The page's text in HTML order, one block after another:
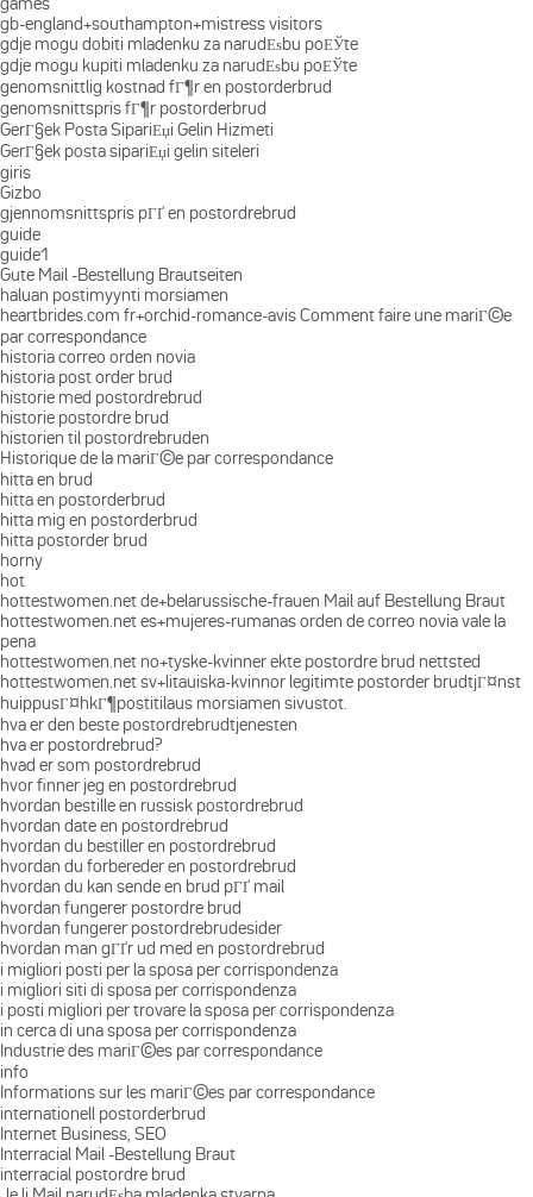
gb-england+southampton+mistress visitors
gdje mogu dobiti mladenku za narudЕѕbu poЕЎte
gdje mogu kupiti mladenku za narudЕѕbu poЕЎte
genomsnittlig kostnad fГ¶r en postorderbrud
genomsnittspris fГ¶r postorderbrud
GerГ§ek Posta SipariЕџi Gelin Hizmeti
GerГ§ek posta sipariЕџi gelin siteleri
giris
Gizbo
gjennomsnittspris pГҐ en postordrebrud
guide
guide1
Gute Mail -Bestellung Brautseiten
haluan postimyynti morsiamen
heartbrides.com fr+orchid-romance-avis Comment faire une mariГ©e
par correspondance
historia correo orden novia
historia post order brud
historie med postordrebrud
historie postordre brud
historien til postordrebruden
Historique de la mariГ©e par correspondance
hitta en brud
hitta en postorderbrud
hitta mig en postorderbrud
hitta postorder brud
horny
hot
hottestwomen.net de+belarussische-frauen Mail auf Bestellung Braut
hottestwomen.net es+mujeres-rumanas orden de correo novia vale la
pena
hottestwomen.net no+tyske-kvinner ekte postordre brud nettsted
hottestwomen.net sv+litauiska-kvinnor legitimte postorder brudtjГ¤nst
huippusГ¤hkГ¶postitilaus morsiamen sivustot.
hva er den beste postordrebrudtjenesten
hva er postordrebrud?
hvad er som postordrebrud
hvor finner jeg en postordrebrud
hvordan bestille en russisk postordrebrud
hvordan date en postordrebrud
hvordan du bestiller en postordrebrud
hvordan du forbereder en postordrebrud
hvordan du kan sende en brud pГҐ mail
hvordan fungerer postordre brud
hvordan fungerer postordrebrudesider
hvordan man gГҐr ud med en postordrebrud
i migliori posti per la sposa per corrispondenza
i migliori siti di sposa per corrispondenza
i posti migliori per trovare la sposa per corrispondenza
in cerca di una sposa per corrispondenza
Industrie des mariГ©es par correspondance
info
Informations sur les mariГ©es par correspondance
internationell postorderbrud
Internet Business, SEO
Interracial Mail -Bestellung Braut
interracial postordre brud